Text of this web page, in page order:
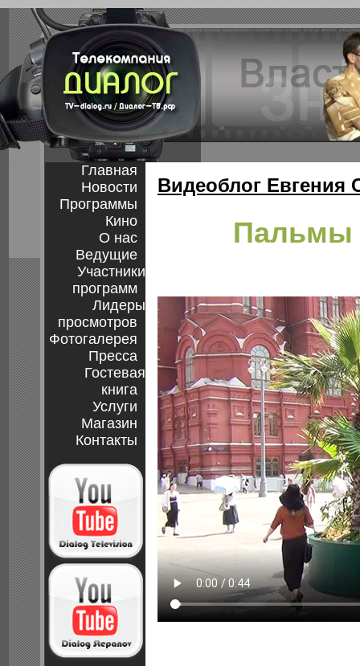
Главная
Новости
Программы
Кино
О нас
Ведущие
Участники
программ
Лидеры
просмотров
Фотогалерея
Пресса
Гостевая
книга
Услуги
Магазин
Контакты
Видеоблог Евгения
Пальмы